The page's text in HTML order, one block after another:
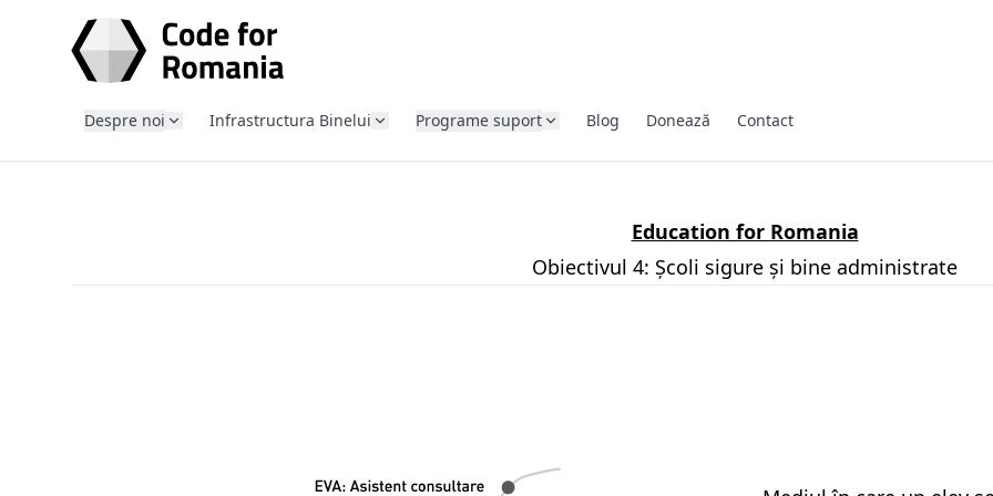
Despre noi Infrastructura Binelui Programe suport Blog Donează Contact
Education for Romania
Obiectivul 4: Școli sigure și bine administrate